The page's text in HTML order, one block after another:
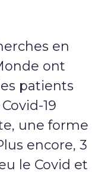
en
ont
patients
19
une forme
encore, 3
le Covid et